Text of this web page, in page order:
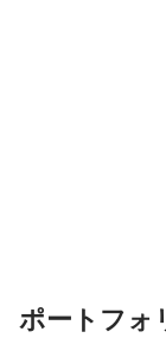
ポートフォ